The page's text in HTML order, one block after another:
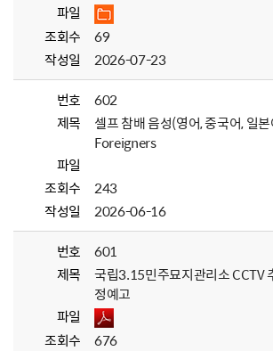
파일
조회수
69
작성일
2026-07-23
번호
602
제목
셀프 참배 음성(영어, 중국어, 일
Foreigners
파일
조회수
243
작성일
2026-06-16
번호
601
제목
국립3.15민주묘지관리소 CCTV
정예고
파일
조회수
676